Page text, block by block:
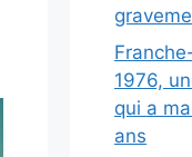
1976,
qui a
ans